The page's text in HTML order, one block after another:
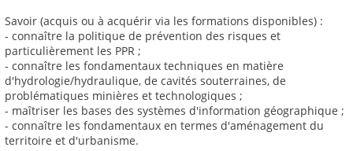
Savoir (acquis ou à acquérir via les formations disponibles) :
- connaître la politique de prévention des risques et
particulièrement les PPR ;
- connaître les fondamentaux techniques en matière
d'hydrologie/hydraulique, de cavités souterraines, de
problématiques minières et technologiques ;
- maîtriser les bases des systèmes d'information géographique ;
- connaître les fondamentaux en termes d'aménagement du
territoire et d'urbanisme.